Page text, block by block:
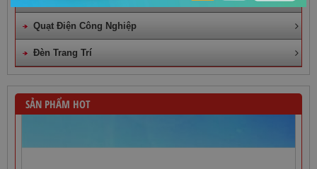
Quạt Điện Công Nghiệp
Đèn Trang Trí
SẢN PHẨM HOT